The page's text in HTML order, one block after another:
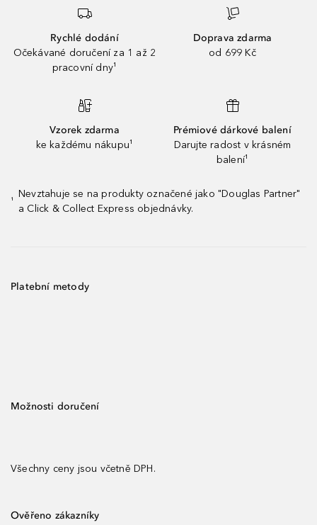
Rychlé dodání
Očekávané doručení za 1 až 2
pracovní dny¹
Doprava zdarma
od 699 Kč
Vzorek zdarma
ke každému nákupu¹
Prémiové dárkové balení
Darujte radost v krásném
balení¹
¹
Nevztahuje se na produkty označené jako "Douglas Partner"
a Click & Collect Express objednávky.
Platební metody
Možnosti doručení
Všechny ceny jsou včetně DPH.
Ověřeno zákazníky